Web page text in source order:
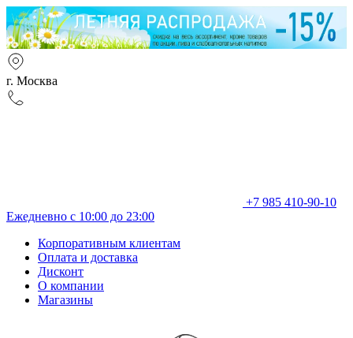
г. Москва
+7 985 410-90-10
Ежедневно с 10:00 до 23:00
Корпоративным клиентам
Оплата и доставка
Дисконт
О компании
Магазины